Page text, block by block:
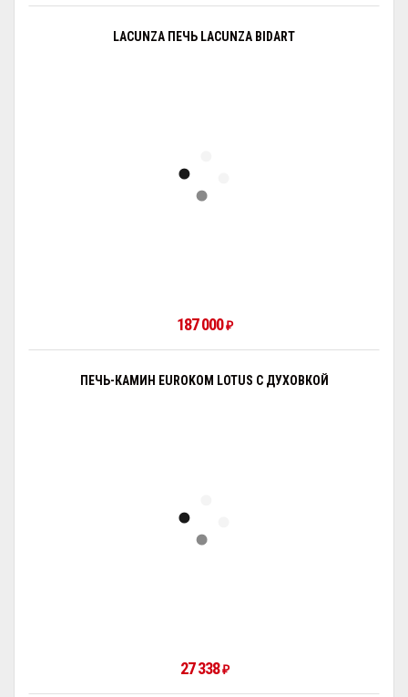
LACUNZA ПЕЧЬ LACUNZA BIDART
187 000₽
ПЕЧЬ-КАМИН EUROKOM LOTUS С ДУХОВКОЙ
27 338₽